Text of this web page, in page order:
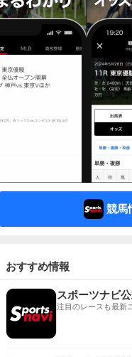
競馬
おすすめ情報
スポーツナビ
注目のレースも最新